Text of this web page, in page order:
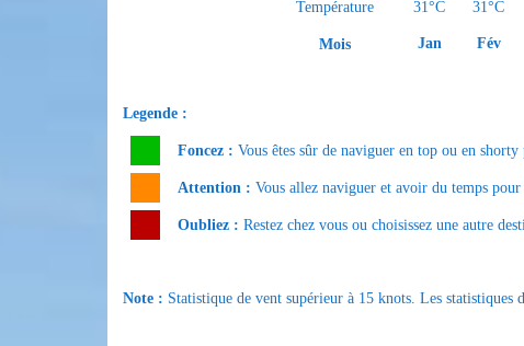
Température
Mois
31°C
Jan
31°C
Fév
Legende :
Foncez :Vous êtes sûr de naviguer en top ou en
Attention :Vous allez naviguer et avoir du temps
Oubliez :Restez chez vous ou choisissez une autre
Note : Statistique de vent supérieur à 15 knots. Les